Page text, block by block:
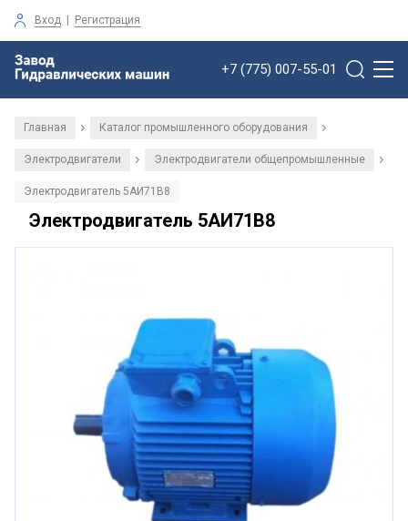
Вход | Регистрация
+7 (775) 007-55-01
Главная / Каталог промышленного оборудования /
Электродвигатели / Электродвигатели общепромышленные /
Электродвигатель 5АИ71В8
Электродвигатель 5АИ71В8